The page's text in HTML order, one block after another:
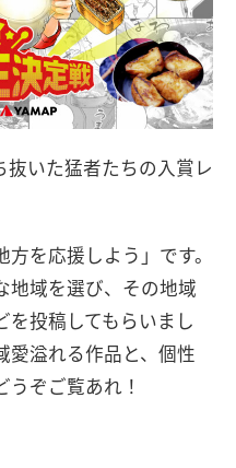
いた猛者たちの入賞レ
を応援しよう」です。
地域を選び、その地域
を投稿してもらいまし
愛溢れる作品と、個性
ぞご覧あれ！